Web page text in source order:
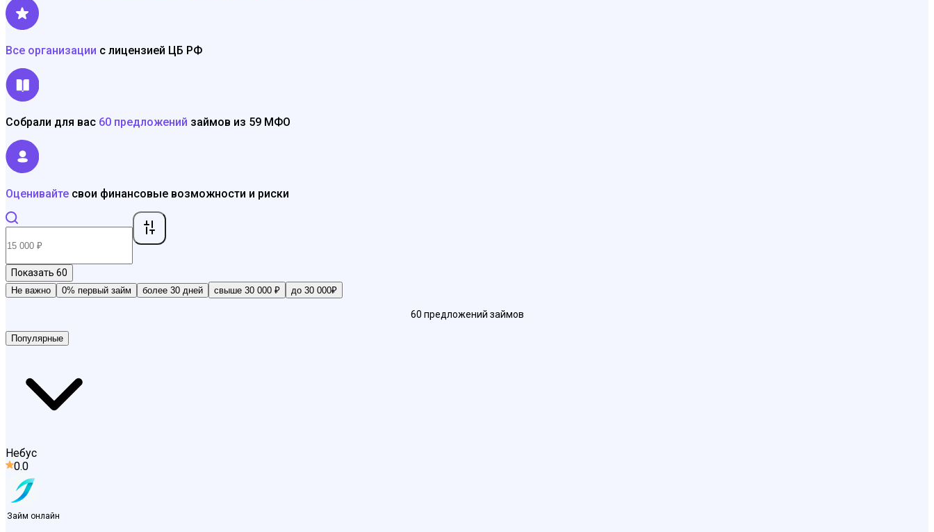
Показать 60
Не важно 0% первый займ более 30 дней свыше 30 000 ₽ до 30 000₽
60 предложений займов
Популярные
Небус
0.0
Займ онлайн
Все организации с лицензией ЦБ РФ
Собрали для вас 60 предложений займов из 59 МФО
Оценивайте свои финансовые возможности и риски